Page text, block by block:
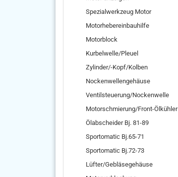
Spezialwerkzeug Motor
Motorhebereinbauhilfe
Motorblock
Kurbelwelle/Pleuel
Zylinder/-Kopf/Kolben
Nockenwellengehäuse
Ventilsteuerung/Nockenwelle
Motorschmierung/Front-Ölkühler
Ölabscheider Bj. 81-89
Sportomatic Bj.65-71
Sportomatic Bj.72-73
Lüfter/Gebläsegehäuse